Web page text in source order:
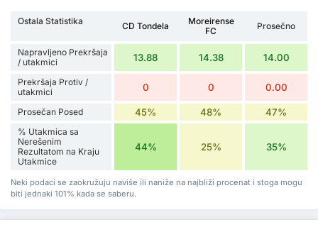
Ostala Statistika CD Tondela
Moreirense
FC
Prosečno
Napravljeno Prekršaja
/ utakmici
13.88 14.38 14.00
Prekršaja Protiv /
utakmici
0 0 0.00
Prosečan Posed 45% 48% 47%
% Utakmica sa
Nerešenim
Rezultatom na Kraju
Utakmice
44% 25% 35%
Neki podaci se zaokružuju naviše ili naniže na najbliži procenat i stoga mogu
biti jednaki 101% kada se saberu.